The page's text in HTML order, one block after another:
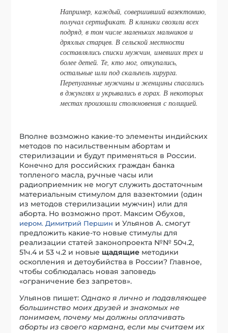
Например, каждый, совершивший вазектомию,
получал сертификат. В клиники свозили всех
подряд, в том числе маленьких мальчиков и
дряхлых старцев. В сельской местности
составлялись списки мужчин, имевших трех и
более детей. Те, кто мог, откупались,
остальные шли под скальпель хирурга.
Перепуганные мужчины и женщины спасались
в джунглях и укрывались в горах. В некоторых
местах произошли столкновения с полицией.
Вполне возможно какие-то элементы индийских
методов по насильственным абортам и
стерилизации и будут применяться в России.
Конечно для российских граждан банка
топленого масла, ручные часы или
радиоприемник не могут служить достаточным
материальным стимулом для вазектомии (один
из методов стерилизации мужчин) или для
аборта. Но возможно прот. Максим Обухов,
иером. Димитрий Першин и Ульянов А. смогут
предложить какие-то новые стимулы для
реализации статей законопроекта №№ 50ч.2,
51ч.4 и 53 ч.2 и новые щадящие методики
оскопления и детоубийства в России? Главное,
чтобы соблюдалась новая заповедь
«ограничение без запретов».
Ульянов пишет: Однако я лично и подавляющее
большинство моих друзей и знакомых не
понимаем, почему мы должны оплачивать
аборты из своего кармана, если мы считаем их